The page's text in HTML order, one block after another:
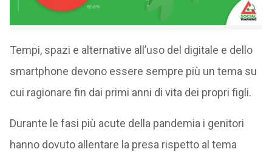
Tempi, spazi e alternative all’uso del digitale e dello
smartphone devono essere sempre più un tema su
cui ragionare fin dai primi anni di vita dei propri figli.
Durante le fasi più acute della pandemia i genitori
hanno dovuto allentare la presa rispetto al tema